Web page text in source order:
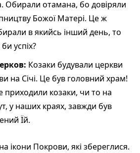
Обирали отамана, бо довіряли
Божої Матері. Це ж
в якийсь інший день, то
успіх?
Козаки будували церкви
на Січі. Це був головний храм!
приходили козаки, чи то на
у наших краях, завжди був
Їй.
ікони Покрови, які збереглися.